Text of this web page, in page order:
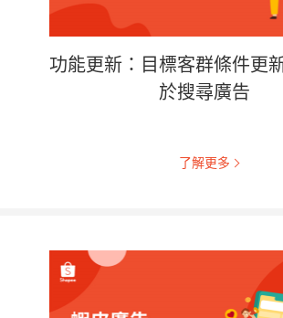
功能更新：目標客群條件更
於搜尋廣告
了解更多